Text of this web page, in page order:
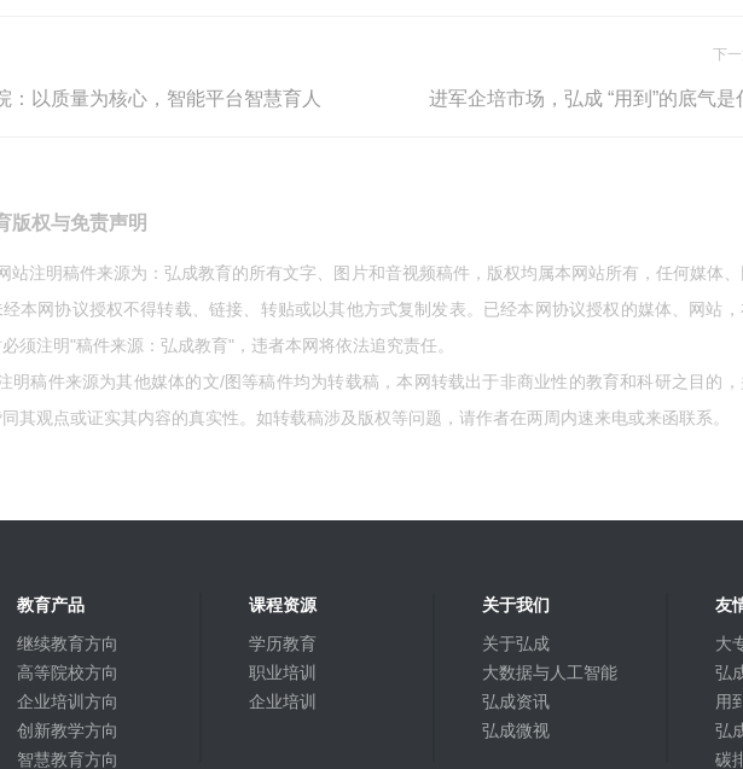
：以质量为核心，智能平台智慧育人
下
进军企培市场，弘成 “用到”的底气是
版权与免责声明
站注明稿件来源为：弘成教育的所有文字、图片和音视频稿件，版权均属本网站所有，任何媒体
本网协议授权不得转载、链接、转贴或以其他方式复制发表。已经本网协议授权的媒体、网站，
须注明"稿件来源：弘成教育"，违者本网将依法追究责任。
明稿件来源为其他媒体的文/图等稿件均为转载稿，本网转载出于非商业性的教育和科研之目的，
其观点或证实其内容的真实性。如转载稿涉及版权等问题，请作者在两周内速来电或来函联系。
教育产品
继续教育方向
高等院校方向
企业培训方向
创新教学方向
智慧教育方向
课程资源
学历教育
职业培训
企业培训
关于我们
关于弘成
大数据与人工智能
弘成资讯
弘成微视
友
大
弘
用到
弘
碳